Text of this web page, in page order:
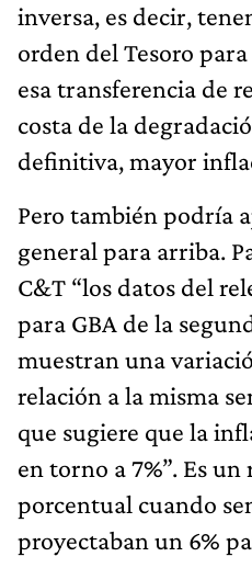
inversa, es decir,
orden del Tesoro
esa transferencia de
costa de la
definitiva, mayor
Pero también podría
general para arriba.
C&T “los datos del
para GBA de la
muestran una
relación a la misma
que sugiere que la
en torno a 7%”. Es
porcentual cuando
proyectaban un 6%